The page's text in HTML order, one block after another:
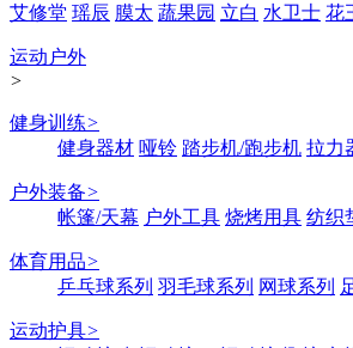
艾修堂 瑶辰 膜太 蔬果园 立白 水卫士 花
运动户外
>
健身训练>
健身器材 哑铃 踏步机/跑步机 拉力
户外装备>
帐篷/天幕 户外工具 烧烤用具 纺织
体育用品>
乒乓球系列 羽毛球系列 网球系列
运动护具>